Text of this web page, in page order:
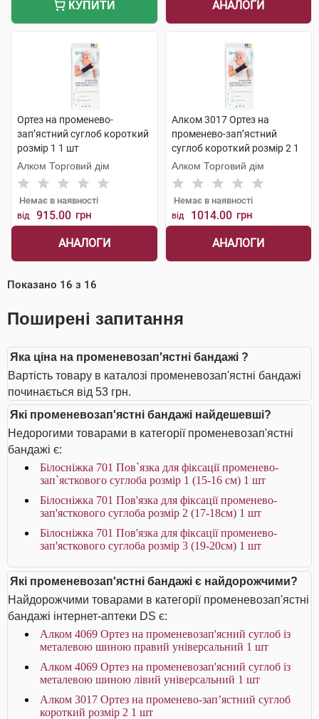
КУПИТИ АНАЛОГИ
Ортез на променево-
зап’ястний суглоб короткий
розмір 1 1 шт
Алком Торговий дім
Немає в наявності
від 915.00 грн
АНАЛОГИ
Алком 3017 Ортез на
променево-зап’ястний
суглоб короткий розмір 2 1
шт
Алком Торговий дім
Немає в наявності
від 1014.00 грн
АНАЛОГИ
Показано 16 з 16
Поширені запитання
Яка ціна на променевозап'ястні бандажі ?
Вартість товару в каталозі променевозап'ястні бандажі
починається від 53 грн.
Які променевозап'ястні бандажі найдешевші?
Недорогими товарами в категорії променевозап'ястні
бандажі є:
Білосніжка 701 Пов`язка для фіксації променево-
зап`ясткового суглоба розмір 1 (15-16 см) 1 шт
Білосніжка 701 Пов'язка для фіксації променево-
зап'ясткового суглоба розмір 2 (17-18см) 1 шт
Білосніжка 701 Пов'язка для фіксації променево-
зап'ясткового суглоба розмір 3 (19-20см) 1 шт
Які променевозап'ястні бандажі є найдорожчими?
Найдорожчими товарами в категорії променевозап'ястні
бандажі інтернет-аптеки DS є:
Алком 4069 Ортез на променевозап'ясний суглоб із
металевою шиною правий універсальний 1 шт
Алком 4069 Ортез на променевозап'ясний суглоб із
металевою шиною лівий універсальний 1 шт
Алком 3017 Ортез на променево-зап’ястний суглоб
короткий розмір 2 1 шт